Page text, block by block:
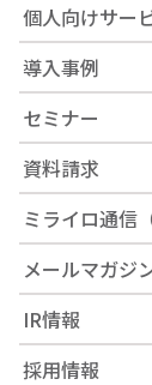
個人向けサー
導入事例
セミナー
資料請求
ミライロ通信
メールマガジ
IR情報
採用情報